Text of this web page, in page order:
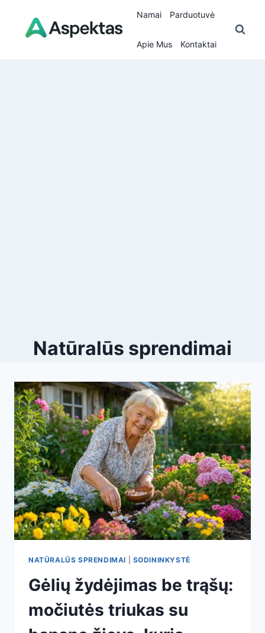
content
Namai Parduotuvė
Apie Mus Kontaktai
Natūralūs sprendimai
NATŪRALŪS SPRENDIMAI SODININKYSTĖ
Gėlių žydėjimas be trąšų:
močiutės triukas su